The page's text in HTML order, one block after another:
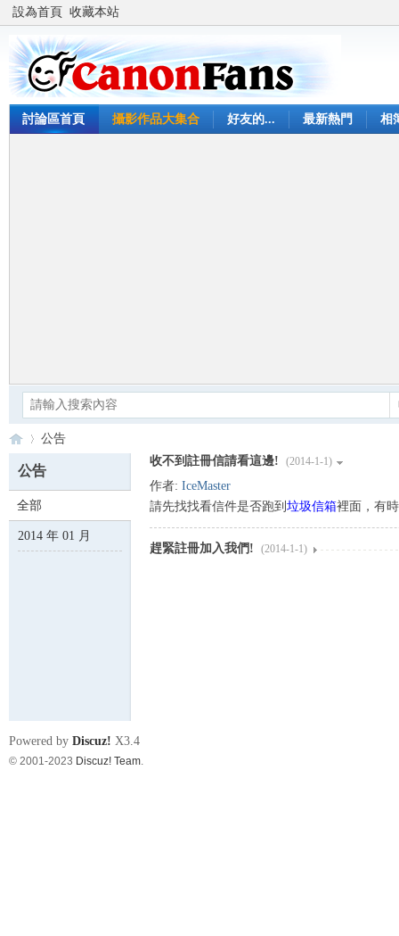
設為首頁 收藏本站
討論區首頁 攝影作品大集合 好友的... 最新熱門 相
Ca›
公告
收不到註冊信請看這邊!
(2014-1-1)
作者: IceMaster
請先找找看信件是否跑到 垃圾信箱裡面，有
趕緊註冊加入我們! (2014-1-1)
公告
全部
2014 年 01 月
Powered by Discuz! X3.4
© 2001-2023 Discuz! Team.